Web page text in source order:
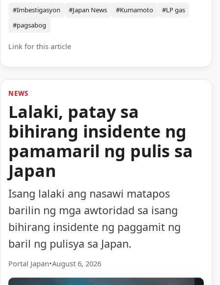
#Imbestigasyon #Japan News #Kumamoto
#LP gas
#pagsabog
Link for this article
NEWS
Lalaki, patay sa
bihirang insidente ng
pamamaril ng pulis sa
Japan
Isang lalaki ang nasawi matapos
barilin ng mga awtoridad sa isang
bihirang insidente ng paggamit ng
baril ng pulisya sa Japan.
Portal Japan•August 6, 2026